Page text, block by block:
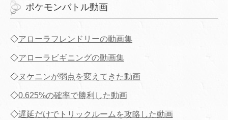
ポケモンバトル動画
◇アローラフレンドリーの動画集
◇アローラビギニングの動画集
◇ヌケニンが弱点を変えてきた動画
◇0.625%の確率で勝利した動画
◇遅延だけでトリックルームを攻略した動画